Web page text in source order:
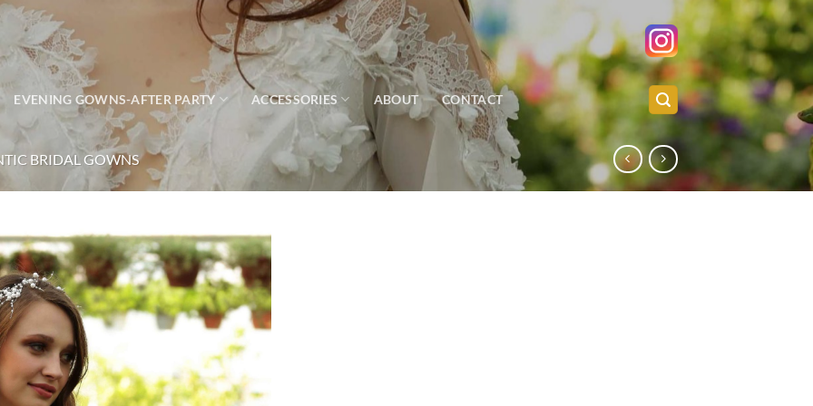
EVENING GOWNS-AFTER PARTY ACCESSORIES ABOUT CONTACT
BRIDAL GOWNS
Add to
wishlist